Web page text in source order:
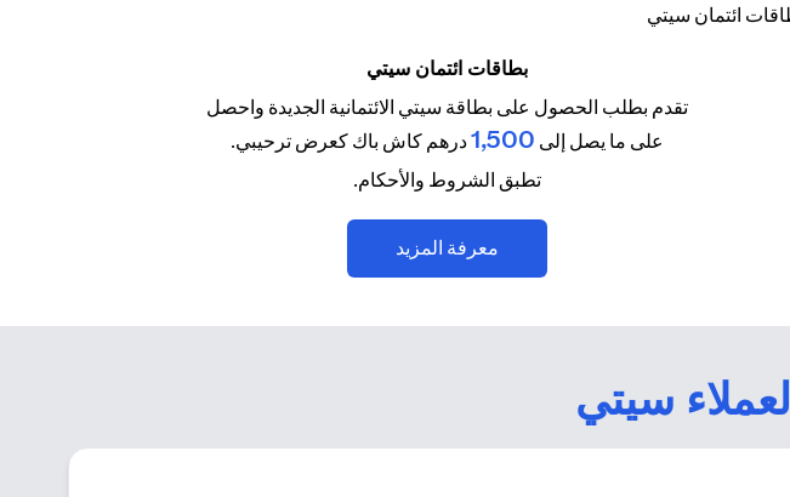
بطاقات ائتمان سيتي
تقدم بطلب الحصول على بطاقة سيتي الائتمانية الجديدة واحصل
على ما يصل إلى 1,500درهم كاش باك كعرض ترحيبي.
تطبق الشروط والأحكام.
معرفة المزيد
لعملاء سيتي